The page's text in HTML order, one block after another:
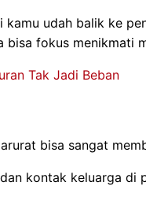
udah balik ke
bisa fokus menikmati
Tak Jadi Beban
bisa sangat
kontak keluarga di